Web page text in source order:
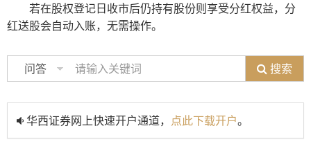
若在股权登记日收市后仍持有股份则享受分红权益，分
红送股会自动入账，无需操作。
问答 搜索
华西证券网上快速开户通道， 点此下载开户。